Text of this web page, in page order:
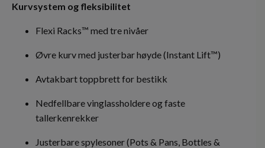
Kurvsystem og fleksibilitet
Flexi Racks™ med tre nivåer
Øvre kurv med justerbar høyde (Instant Lift™)
Avtakbart toppbrett for bestikk
Nedfellbare vinglassholdere og faste
tallerkenrekker
Justerbare spylesoner (Pots & Pans, Bottles &